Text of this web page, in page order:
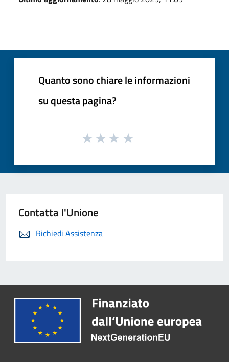
Quanto sono chiare le informazioni
su questa pagina?
Contatta l'Unione
Richiedi Assistenza